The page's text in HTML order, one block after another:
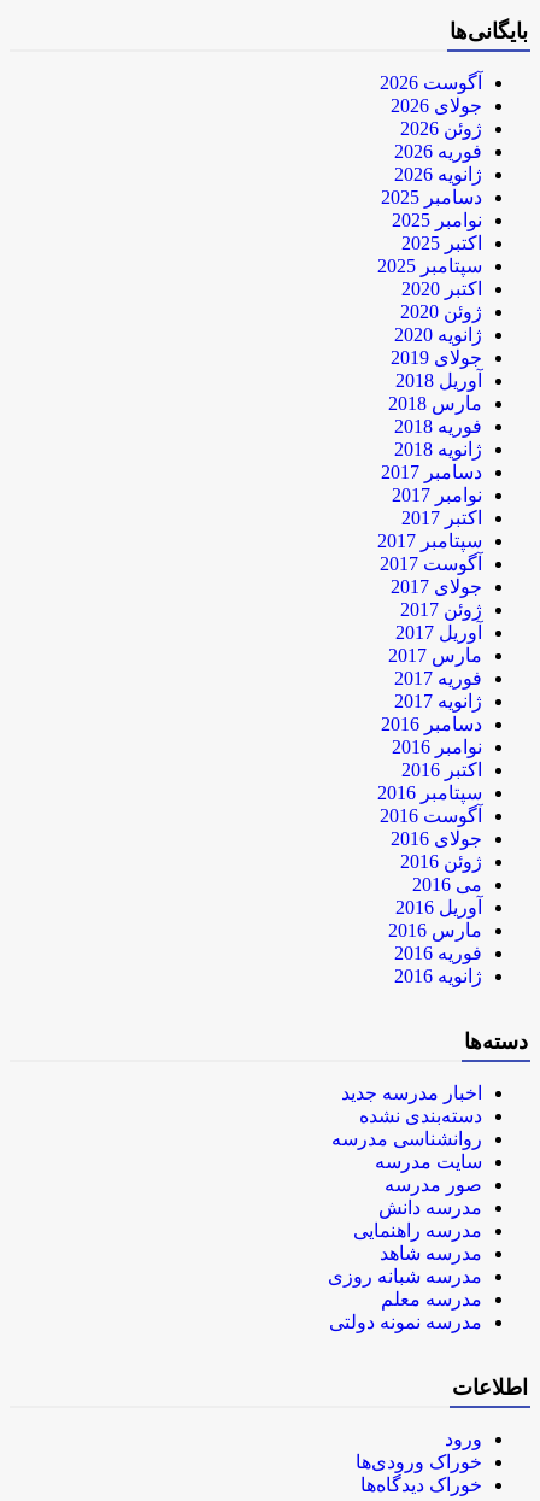
بایگانی‌ها
آگوست 2026
جولای 2026
ژوئن 2026
فوریه 2026
ژانویه 2026
دسامبر 2025
نوامبر 2025
اکتبر 2025
سپتامبر 2025
اکتبر 2020
ژوئن 2020
ژانویه 2020
جولای 2019
آوریل 2018
مارس 2018
فوریه 2018
ژانویه 2018
دسامبر 2017
نوامبر 2017
اکتبر 2017
سپتامبر 2017
آگوست 2017
جولای 2017
ژوئن 2017
آوریل 2017
مارس 2017
فوریه 2017
ژانویه 2017
دسامبر 2016
نوامبر 2016
اکتبر 2016
سپتامبر 2016
آگوست 2016
جولای 2016
ژوئن 2016
می 2016
آوریل 2016
مارس 2016
فوریه 2016
ژانویه 2016
دسته‌ها
اخبار مدرسه جدید
دسته‌بندی نشده
روانشناسی مدرسه
سایت مدرسه
صور مدرسه
مدرسه دانش
مدرسه راهنمایی
مدرسه شاهد
مدرسه شبانه روزی
مدرسه معلم
مدرسه نمونه دولتی
اطلاعات
ورود
خوراک ورودی‌ها
خوراک دیدگاه‌ها